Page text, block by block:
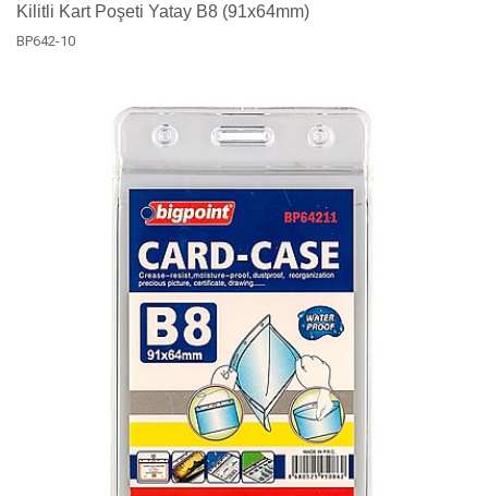
Kilitli Kart Poşeti Yatay B8 (91x64mm)
BP642-10